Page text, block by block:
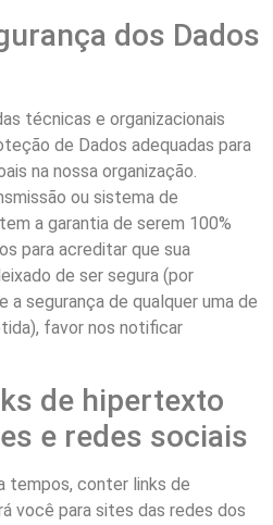
dos Dados
técnicas e organizacionais
de Dados adequadas para
na nossa organização.
ou sistema de
a garantia de serem 100%
para acreditar que sua
de ser segura (por
segurança de qualquer uma de
favor nos notificar
de hipertexto
e redes sociais
tempos, conter links de
você para sites das redes dos